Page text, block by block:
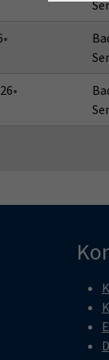
•
•